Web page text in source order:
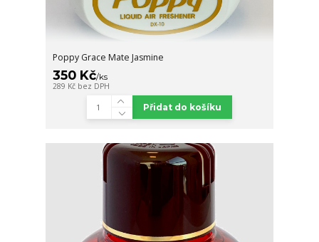
Poppy Grace Mate Jasmine
350 Kč/ks
289 Kč bez DPH
Přidat do košíku